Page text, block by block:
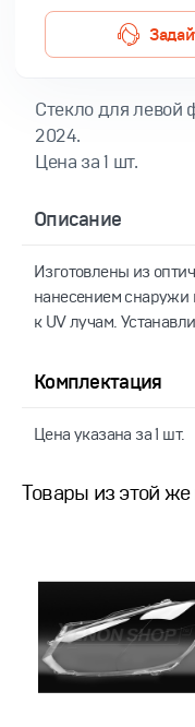
Cтекло для левой
2024.
Цена за 1 шт.
Описание
Изготовлены из
нанесением снаружи
к UV лучам.
Комплектация
Цена указана за 1 шт.
Товары из этой же